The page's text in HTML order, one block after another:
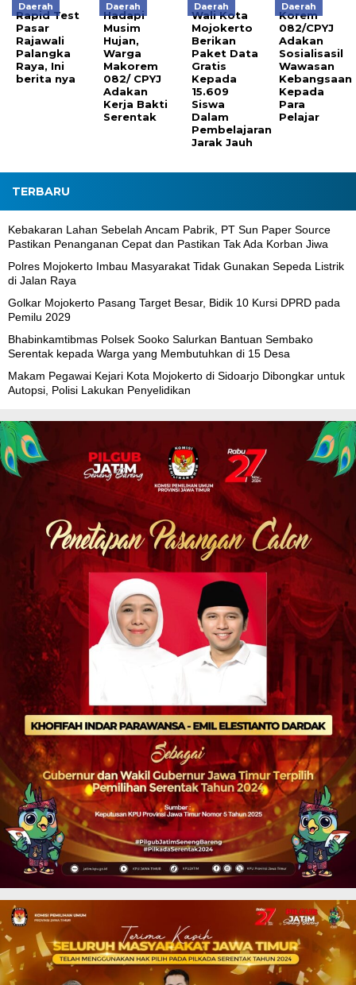
Daerah
Rapid Test
Pasar
Rajawali
Palangka
Raya, Ini
berita nya
Daerah
Hadapi
Musim
Hujan,
Warga
Makorem
082/ CPYJ
Adakan
Kerja Bakti
Serentak
Daerah
Wali Kota
Mojokerto
Berikan
Paket Data
Gratis
Kepada
15.609
Siswa
Dalam
Pembelajaran
Jarak Jauh
Daerah
Korem
082/CPYJ
Adakan
Sosialisasil
Wawasan
Kebangsaan
Kepada
Para
Pelajar
TERBARU
Kebakaran Lahan Sebelah Ancam Pabrik, PT Sun Paper Source
Pastikan Penanganan Cepat dan Pastikan Tak Ada Korban Jiwa
Polres Mojokerto Imbau Masyarakat Tidak Gunakan Sepeda Listrik
di Jalan Raya
Golkar Mojokerto Pasang Target Besar, Bidik 10 Kursi DPRD pada
Pemilu 2029
Bhabinkamtibmas Polsek Sooko Salurkan Bantuan Sembako
Serentak kepada Warga yang Membutuhkan di 15 Desa
Makam Pegawai Kejari Kota Mojokerto di Sidoarjo Dibongkar untuk
Autopsi, Polisi Lakukan Penyelidikan